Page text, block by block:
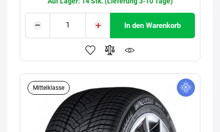
In den Warenkorb
Mittelklasse